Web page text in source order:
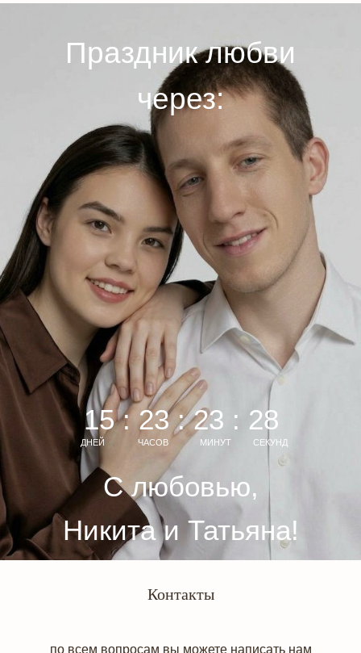
МИНУТ
ЧАСОВ
ДНЕЙ СЕКУНД
15 : 23 : 23 : 27
С любовью,
Никита и Татьяна!
Праздник любви
через:
Контакты
по всем вопросам вы можете написать нам